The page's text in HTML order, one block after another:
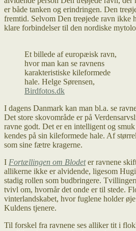
er både tanken og erindringen. Den
fremtid. Selvom Den treøjede ravn ikke
klare forbindelser til den nordiske
Et billede af europæisk ravn,
hvor man kan se ravnens
karakteristiske kileformede
hale. Helge Sørensen,
Birdfotos.dk
I dagens Danmark kan man bl.a. se
Det store skovområde er på
ravne godt. Det er en intelligent og
kendes på sin kileformede hale. Af
som sine fætre kragerne.
I Fortællingen om Blodeter ravnene
allikerne ikke er alvidende, ligesom
stadig rollen som budbringere.
tvivl om, hvornår det onde er til stede.
vinterlandskabet, hvor fuglene holder
Kuldens tjenere.
Til forskel fra ravnene ses alliker tit i